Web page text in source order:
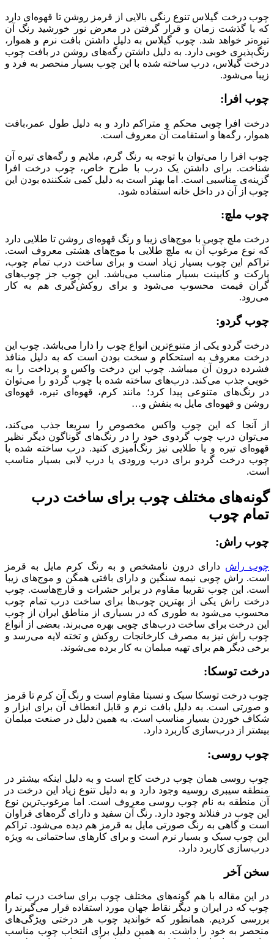
چوب درخت گیلاس تنوع رنگی بالایی از قرمز روشن تا قهوه‌ای دارد
که با گذشت زمان و قرار گرفتن در معرض نور خورشید رنگ آن
تیره‌تر خواهد شد. چوب گیلاس به دلیل داشتن بافت نرم و هموار،
رنگ‌پذیری خوبی دارد. به دلیل داشتن رگه‌های روشن در بافت چوب
درخت گیلاس، درب ساخته شده با این چوب بسیار منحصر به فرد و
زیبا می‌شود.
چوب افرا:
درخت افرا چوبی محکم و متراکم دارد و به دلیل طول عمر،بافت
هموار، رگه‌ها و استقامت آن معروف است.
چوب افرا را می‌توان با توجه به رنگ گرم، ملایم و رگه‌های تیره آن
شناخت. برای داشتن یک درب با طرح خاص، چوب درخت افرا
گزینه‌ی مناسبی است. اما بهتر است به دلیل کمی شکننده بودن این
چوب از آن در داخل خانه استفاده شود.
چوب ملچ:
درخت ملچ چوبی با موج‌های زیبا و رنگ قهوه‌ای روشن تا طلایی دارد
که نوع مرغوب آن به ملچ طلایی با موج‌های هشتی معروف است.
تراکم این چوب بسیار زیاد است و برای ساخت درب تمام چوب،
پارکت و کابینت بسیار مناسب می‌باشد. این چوب جز چوب‌های
گران قیمت محسوب می‌شود و برای روکش‌گیری هم به کار
می‌رود.
چوب گردو:
درخت گردو یکی از متنوع‌ترین انواع چوب را دارا می‌باشد. چوب این
درخت معروف به استحکام و سخت بودن است که به دلیل منافذ
فشرده درون آن میباشد. چوب این درخت واکس و پرداخت را به
خوبی جذب می‌کند. درب‌های ساخته شده با چوب گردو را می‌توان
در رنگ‌های متنوعی پیدا کرد؛ مانند کرم، قهوه‌ای تیره، قهوه‌ای
روشن و قهوه‌ای مایل به بنفش و…
از آنجا که این چوب واکس مخصوص را سریعا جذب می‌کند،
می‌توان درب چوب گردوی خود را در رنگ‌های گوناگون دیگر نظیر
قهوه‌ای تیره و یا طلایی نیز رنگ‌آمیزی کنید. درب ساخته شده با
چوب درخت گردو برای درب ورودی یا درب لابی بسیار مناسب
است.
گونه‌های مختلف چوب برای ساخت درب
تمام چوب
چوب راش:
چوب راش دارای درون نامشخص و به رنگ کرم مایل به قرمز
است. راش چوبی نیمه سنگین و دارای بافتی همگن و موج‌های زیبا
است. این چوب تقریبا مقاوم در برابر حشرات و قارچ‌هاست. چوب
درخت راش یکی از بهترین چوب‌ها برای ساخت درب تمام چوب
محسوب می‌شود به طوری که در بسیاری از مناطق ایران از چوب
این درخت برای ساخت درب‌های چوبی بهره می‌برند. بعضی از انواع
چوب راش نیز به مصرف کارخانجات روکش و تخته لایه می‌رسد و
برخی دیگر هم برای تهیه مبلمان به کار برده می‌شوند.
درخت توسکا:
چوب درخت توسکا سبک و نسبتا مقاوم است و رنگ آن کرم تا قرمز
و صورتی است. به دلیل بافت نرم و قابل انعطاف آن برای ابزار و
شکاف خوردن بسیار مناسب است. به همین دلیل در صنعت مبلمان
بیشتر از درب‌سازی کاربرد دارد.
چوب روسی:
چوب روسی همان چوب درخت کاج است و به دلیل اینکه بیشتر در
منطقه سیبری روسیه وجود دارد و به دلیل تنوع زیاد این درخت در
آن منطقه به نام چوب روسی معروف است. اما مرغوب‌ترین نوع
این چوب در فنلاند وجود دارد. رنگ آن سفید و دارای گره‌های فراوان
است و گاهی به رنگ صورتی مایل به قرمز هم دیده می‌شود. تراکم
این چوب سبک و بسیار نرم است و برای کارهای ساحتمانی به ویژه
درب‌سازی کاربرد دارد.
سخن آخر
در این مقاله با هم گونه‌های مختلف چوب برای ساخت درب تمام
چوب که در ایران و دیگر نقاط جهان مورد استفاده قرار می‌گیرند را
بررسی کردیم. همانطور که خواندید چوب هر درختی ویژگی‌های
منحصر به خود را داشت. به همین دلیل برای انتخاب چوب مناسب